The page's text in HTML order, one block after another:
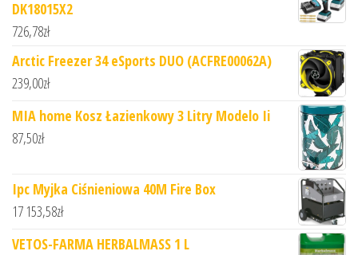
DK18015X2
726,78zł
Arctic Freezer 34 eSports DUO (ACFRE00062A)
239,00zł
MIA home Kosz Łazienkowy 3 Litry Modelo Ii
87,50zł
Ipc Myjka Ciśnieniowa 40M Fire Box
17 153,58zł
VETOS-FARMA HERBALMASS 1 L